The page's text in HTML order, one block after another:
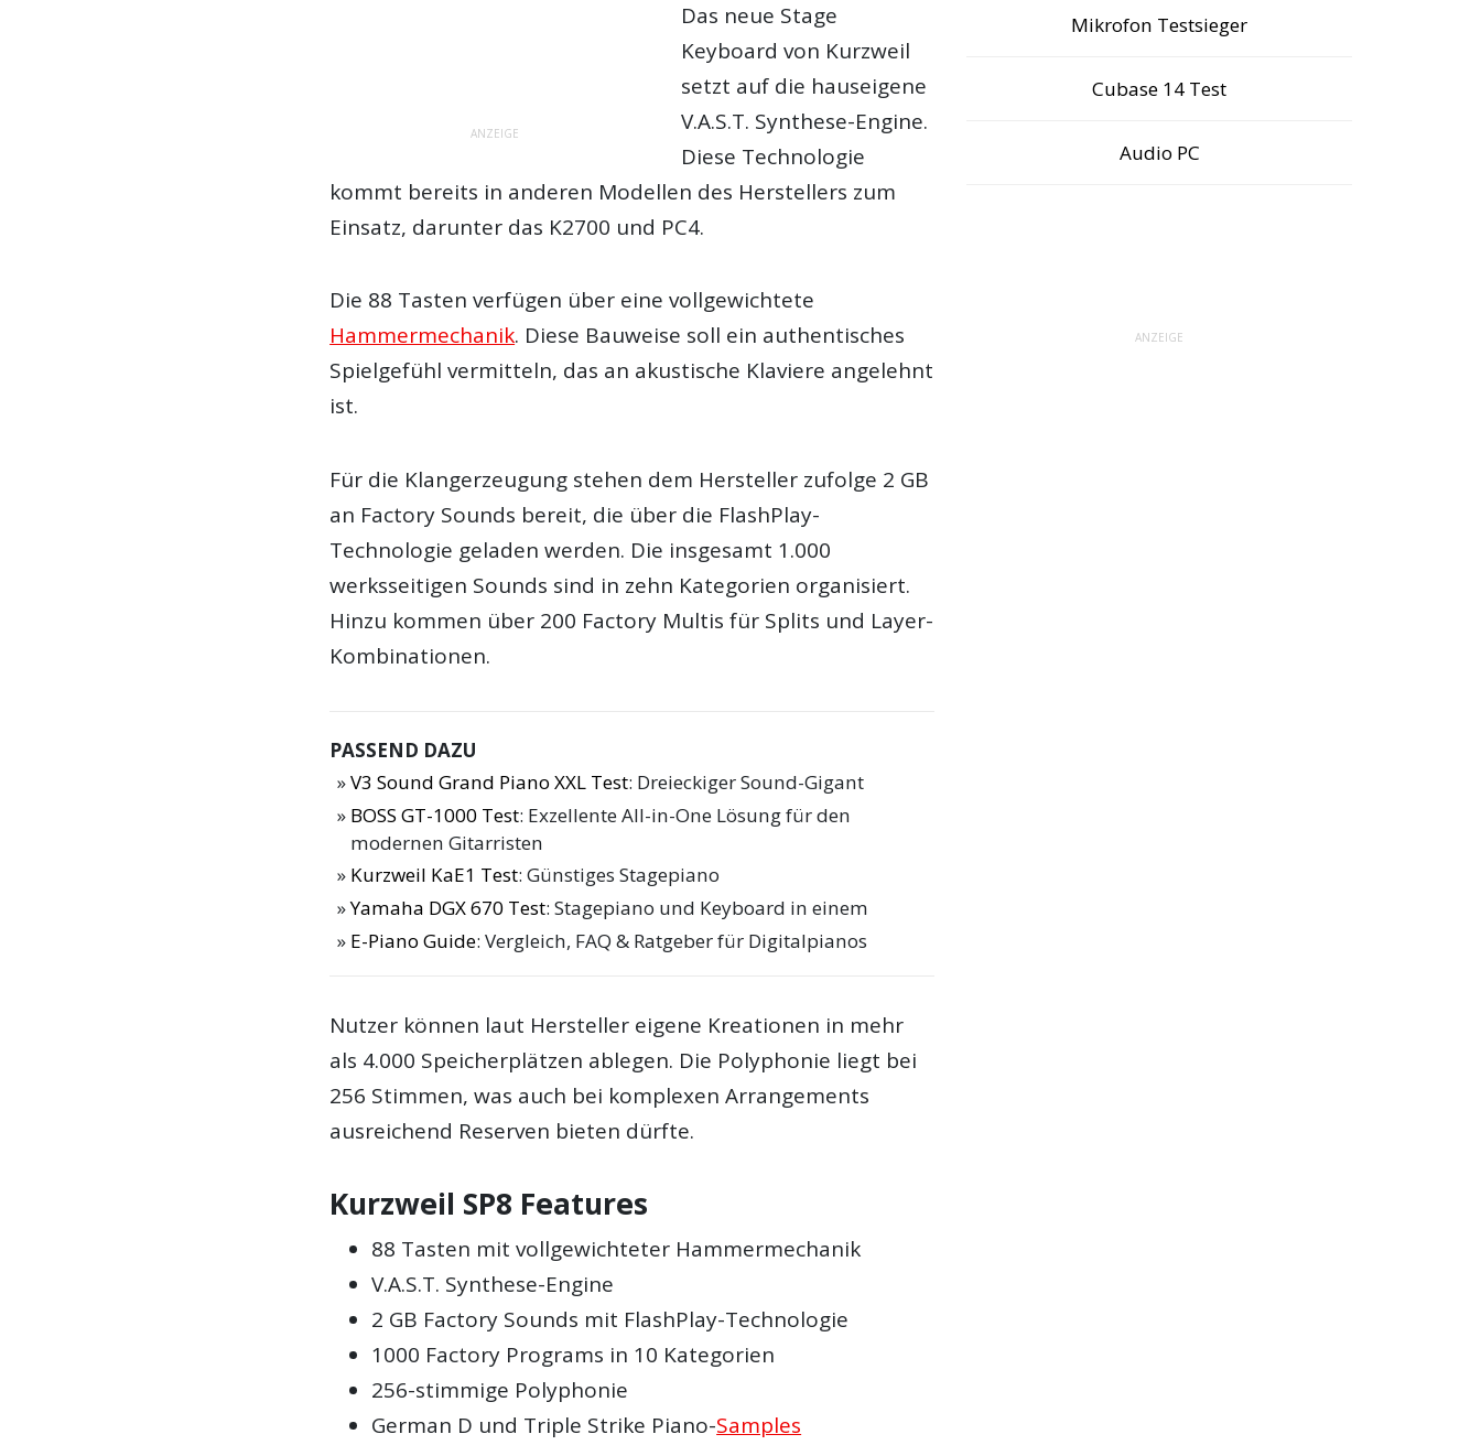
ANZEIGE
Das neue Stage
Keyboard von Kurzweil
setzt auf die hauseigene
V.A.S.T. Synthese-Engine.
Diese Technologie
kommt bereits in anderen Modellen des Herstellers zum
Einsatz, darunter das K2700 und PC4.
Die 88 Tasten verfügen über eine vollgewichtete
Hammermechanik. Diese Bauweise soll ein authentisches
Spielgefühl vermitteln, das an akustische Klaviere angelehnt
ist.
Für die Klangerzeugung stehen dem Hersteller zufolge 2 GB
an Factory Sounds bereit, die über die FlashPlay-
Technologie geladen werden. Die insgesamt 1.000
werksseitigen Sounds sind in zehn Kategorien organisiert.
Hinzu kommen über 200 Factory Multis für Splits und Layer-
Kombinationen.
PASSEND DAZU
V3 Sound Grand Piano XXL Test: Dreieckiger Sound-Gigant
BOSS GT-1000 Test: Exzellente All-in-One Lösung für den
modernen Gitarristen
Kurzweil KaE1 Test: Günstiges Stagepiano
Yamaha DGX 670 Test: Stagepiano und Keyboard in einem
E-Piano Guide: Vergleich, FAQ & Ratgeber für Digitalpianos
Nutzer können laut Hersteller eigene Kreationen in mehr
als 4.000 Speicherplätzen ablegen. Die Polyphonie liegt bei
256 Stimmen, was auch bei komplexen Arrangements
ausreichend Reserven bieten dürfte.
Kurzweil SP8 Features
88 Tasten mit vollgewichteter Hammermechanik
V.A.S.T. Synthese-Engine
2 GB Factory Sounds mit FlashPlay-Technologie
1000 Factory Programs in 10 Kategorien
256-stimmige Polyphonie
German D und Triple Strike Piano-Samples
Mikrofon Testsieger
Cubase 14 Test
Audio PC
ANZEIGE